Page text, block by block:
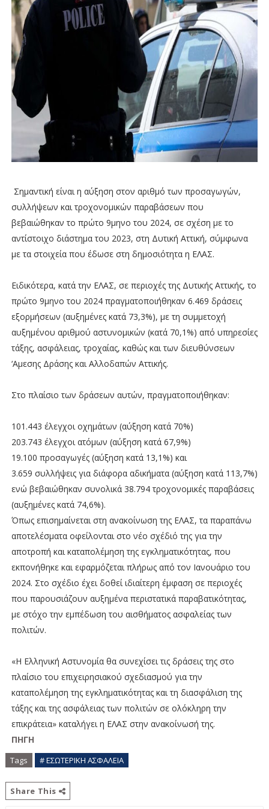
Σημαντική είναι η αύξηση στον αριθμό των προσαγωγών,
συλλήψεων και τροχονομικών παραβάσεων που
βεβαιώθηκαν το πρώτο 9μηνο του 2024, σε σχέση με το
αντίστοιχο διάστημα του 2023, στη Δυτική Αττική, σύμφωνα
με τα στοιχεία που έδωσε στη δημοσιότητα η ΕΛΑΣ.
Ειδικότερα, κατά την ΕΛΑΣ, σε περιοχές της Δυτικής Αττικής, το
πρώτο 9μηνο του 2024 πραγματοποιήθηκαν 6.469 δράσεις
εξορμήσεων (αυξημένες κατά 73,3%), με τη συμμετοχή
αυξημένου αριθμού αστυνομικών (κατά 70,1%) από υπηρεσίες
τάξης, ασφάλειας, τροχαίας, καθώς και των διευθύνσεων
‘Αμεσης Δράσης και Αλλοδαπών Αττικής.
Στο πλαίσιο των δράσεων αυτών, πραγματοποιήθηκαν:
101.443 έλεγχοι οχημάτων (αύξηση κατά 70%)
203.743 έλεγχοι ατόμων (αύξηση κατά 67,9%)
19.100 προσαγωγές (αύξηση κατά 13,1%) και
3.659 συλλήψεις για διάφορα αδικήματα (αύξηση κατά 113,7%)
ενώ βεβαιώθηκαν συνολικά 38.794 τροχονομικές παραβάσεις
(αυξημένες κατά 74,6%).
Όπως επισημαίνεται στη ανακοίνωση της ΕΛΑΣ, τα παραπάνω
αποτελέσματα οφείλονται στο νέο σχέδιό της για την
αποτροπή και καταπολέμηση της εγκληματικότητας, που
εκπονήθηκε και εφαρμόζεται πλήρως από τον Ιανουάριο του
2024. Στο σχέδιο έχει δοθεί ιδιαίτερη έμφαση σε περιοχές
που παρουσιάζουν αυξημένα περιστατικά παραβατικότητας,
με στόχο την εμπέδωση του αισθήματος ασφαλείας των
πολιτών.
«Η Ελληνική Αστυνομία θα συνεχίσει τις δράσεις της στο
πλαίσιο του επιχειρησιακού σχεδιασμού για την
καταπολέμηση της εγκληματικότητας και τη διασφάλιση της
τάξης και της ασφάλειας των πολιτών σε ολόκληρη την
επικράτεια» καταλήγει η ΕΛΑΣ στην ανακοίνωσή της.
ΠΗΓΗ
Tags # ΕΣΩΤΕΡΙΚΗ ΑΣΦΑΛΕΙΑ
Share This